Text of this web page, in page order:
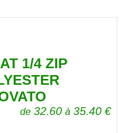
1/4 ZIP
de 32.60 à 35.40 €